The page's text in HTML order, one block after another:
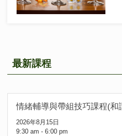
最新課程
2026年8月15日
9:30 am - 6:00 pm